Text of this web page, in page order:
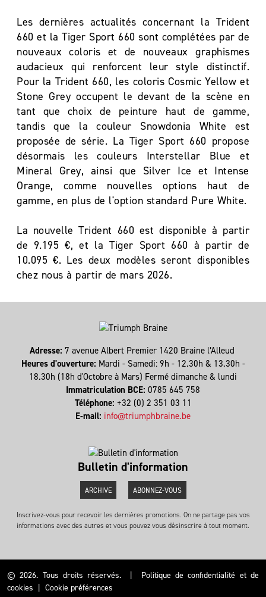
Les dernières actualités concernant la Trident
660 et la Tiger Sport 660 sont complétées par de
nouveaux coloris et de nouveaux graphismes
audacieux qui renforcent leur style distinctif.
Pour la Trident 660, les coloris Cosmic Yellow et
Stone Grey occupent le devant de la scène en
tant que choix de peinture haut de gamme,
tandis que la couleur Snowdonia White est
proposée de série. La Tiger Sport 660 propose
désormais les couleurs Interstellar Blue et
Mineral Grey, ainsi que Silver Ice et Intense
Orange, comme nouvelles options haut de
gamme, en plus de l'option standard Pure White.
La nouvelle Trident 660 est disponible à partir
de 9.195 €, et la Tiger Sport 660 à partir de
10.095 €. Les deux modèles seront disponibles
chez nous à partir de mars 2026.
Adresse: 7 avenue Albert Premier 1420 Braine l’Alleud
Heures d'ouverture: Mardi - Samedi: 9h - 12.30h & 13.30h -
18.30h (18h d'Octobre à Mars) Fermé dimanche & lundi
Immatriculation BCE: 0785 645 758
Téléphone: +32 (0) 2 351 03 11
E-mail: info@triumphbraine.be
Bulletin d'information
ARCHIVE ABONNEZ-VOUS
Inscrivez-vous pour recevoir les dernières promotions. On ne partage pas vos
informations avec des autres et vous pouvez vous désinscrire à tout moment.
© 2026. Tous droits réservés. | Politique de confidentialité et de
cookies | Cookie préférences